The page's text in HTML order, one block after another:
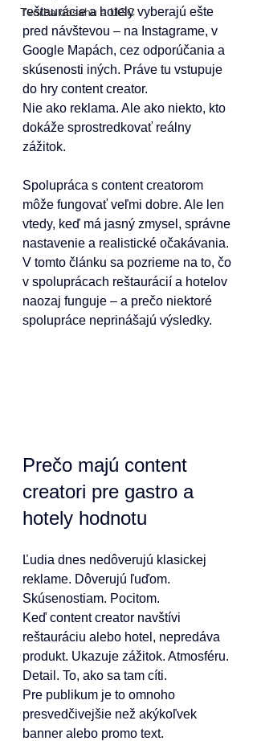
Tvorba obsahu a UGC
reštaurácie a hotely vyberajú ešte
pred návštevou – na Instagrame, v
Google Mapách, cez odporúčania a
skúsenosti iných. Práve tu vstupuje
do hry content creator.
Nie ako reklama. Ale ako niekto, kto
dokáže sprostredkovať reálny
zážitok.
Spolupráca s content creatorom
môže fungovať veľmi dobre. Ale len
vtedy, keď má jasný zmysel, správne
nastavenie a realistické očakávania.
V tomto článku sa pozrieme na to, čo
v spoluprácach reštaurácií a hotelov
naozaj funguje – a prečo niektoré
spolupráce neprinášajú výsledky.
Prečo majú content
creatori pre gastro a
hotely hodnotu
Ľudia dnes nedôverujú klasickej
reklame. Dôverujú ľuďom.
Skúsenostiam. Pocitom.
Keď content creator navštívi
reštauráciu alebo hotel, nepredáva
produkt. Ukazuje zážitok. Atmosféru.
Detail. To, ako sa tam cíti.
Pre publikum je to omnoho
presvedčivejšie než akýkoľvek
banner alebo promo text.